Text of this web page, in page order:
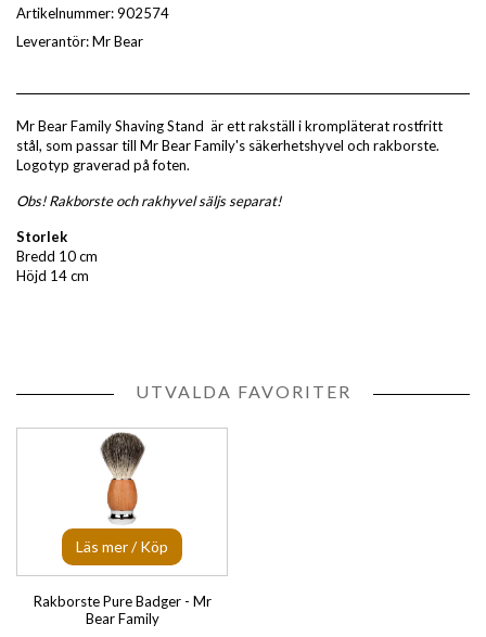
Artikelnummer:902574
Leverantör:Mr Bear
Mr Bear Family Shaving Stand är ett rakställ i krompläterat rostfritt
stål, som passar till Mr Bear Family's säkerhetshyvel och rakborste.
Logotyp graverad på foten.
Obs! Rakborste och rakhyvel säljs separat!
Storlek
Bredd 10 cm
Höjd 14 cm
UTVALDA FAVORITER
Läs mer / Köp
Rakborste Pure Badger - Mr
Bear Family